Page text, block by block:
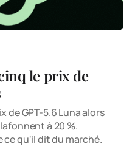
le prix de
de GPT-5.6 Luna alors
à 20 %.
ce qu'il dit du marché.